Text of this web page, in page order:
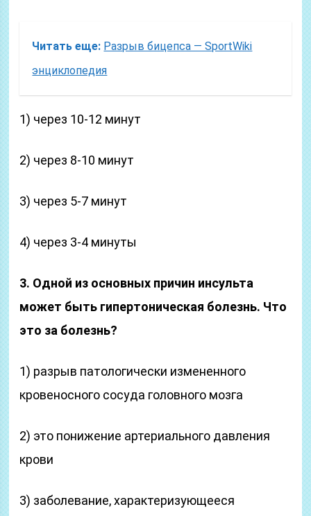
Читать еще: Разрыв бицепса — SportWiki
энциклопедия
1) через 10-12 минут
2) через 8-10 минут
3) через 5-7 минут
4) через 3-4 минуты
3. Одной из основных причин инсульта
может быть гипер­тоническая болезнь. Что
это за болезнь?
1) разрыв патологически измененного
кровеносного со­суда головного мозга
2) это понижение артериального давления
крови
3) заболевание, характеризующееся